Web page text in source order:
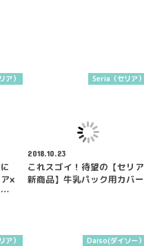
ア）
×
…
Seria（セリア）
2018.10.23
これスゴイ！待望の【セリア
新商品】牛乳パック用カバー
ア） Daiso(ダイソー）